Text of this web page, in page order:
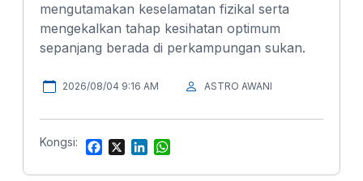
mengutamakan keselamatan fizikal serta
mengekalkan tahap kesihatan optimum
sepanjang berada di perkampungan sukan.
2026/08/04 9:16 AM ASTRO AWANI
Kongsi: